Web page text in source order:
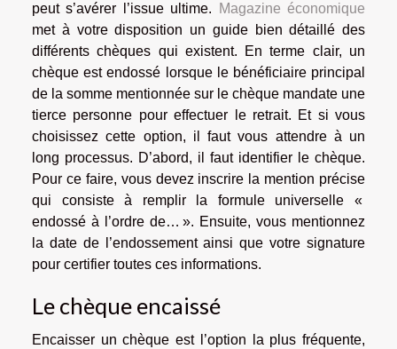
peut s’avérer l’issue ultime.
Magazine économique
met à votre disposition un guide bien détaillé des
différents chèques qui existent. En terme clair, un
chèque est endossé lorsque le bénéficiaire principal
de la somme mentionnée sur le chèque mandate une
tierce personne pour effectuer le retrait. Et si vous
choisissez cette option, il faut vous attendre à un
long processus. D’abord, il faut identifier le chèque.
Pour ce faire, vous devez inscrire la mention précise
qui consiste à remplir la formule universelle «
endossé à l’ordre de… ». Ensuite, vous mentionnez
la date de l’endossement ainsi que votre signature
pour certifier toutes ces informations.
Le chèque encaissé
Encaisser un chèque est l’option la plus fréquente,